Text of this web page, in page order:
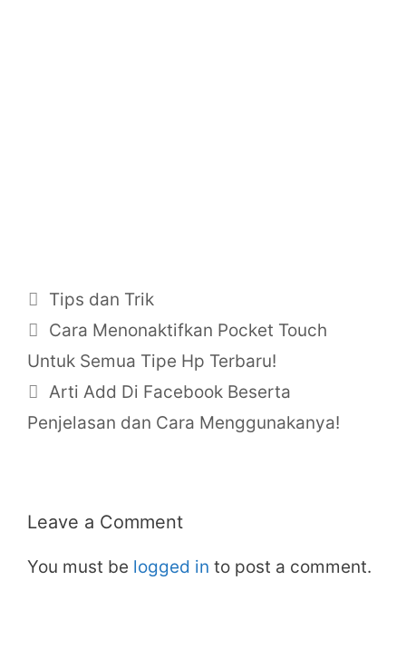
Categories
Tips dan Trik
Cara Menonaktifkan Pocket Touch
Untuk Semua Tipe Hp Terbaru!
Arti Add Di Facebook Beserta
Penjelasan dan Cara Menggunakanya!
Leave a Comment
You must be logged in to post a comment.